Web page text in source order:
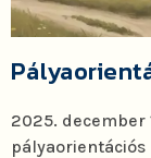
2025. december
pályaorientációs